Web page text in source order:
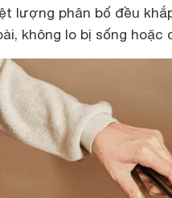
lượng phân bố đều
không lo bị sống hoặc